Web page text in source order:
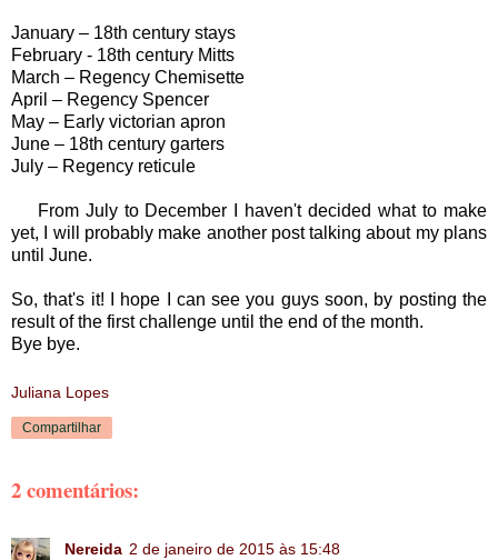
January – 18th century stays
February - 18th century Mitts
March – Regency Chemisette
April – Regency Spencer
May – Early victorian apron
June – 18th century garters
July – Regency reticule
From July to December I haven't decided what to make
yet, I will probably make another post talking about my plans
until June.
So, that's it! I hope I can see you guys soon, by posting the
result of the first challenge until the end of the month.
Bye bye.
Juliana Lopes
Compartilhar
2 comentários:
Nereida 2 de janeiro de 2015 às 15:48